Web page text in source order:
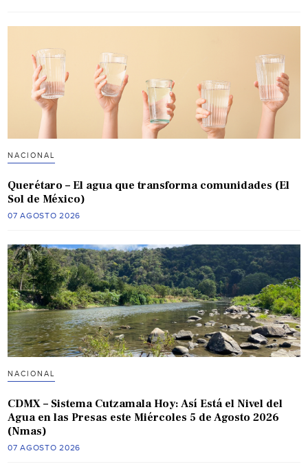
NACIONAL
Querétaro – El agua que transforma comunidades (El
Sol de México)
07 AGOSTO 2026
NACIONAL
CDMX – Sistema Cutzamala Hoy: Así Está el Nivel del
Agua en las Presas este Miércoles 5 de Agosto 2026
(Nmas)
07 AGOSTO 2026